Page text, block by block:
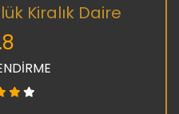
Kiralık Daire